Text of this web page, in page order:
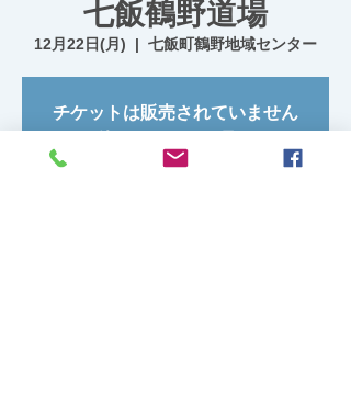
七飯鶴野道場
12月22日(月)
  |
七飯町鶴野地域センター
チケットは販売されていません